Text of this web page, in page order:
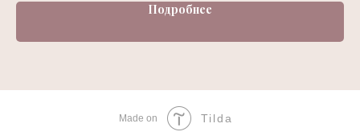
Подробнее
Made on Tilda